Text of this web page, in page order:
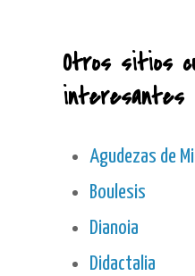
Otros sitios
interesantes
Agudezas de
Boulesis
Dianoia
Didactalia